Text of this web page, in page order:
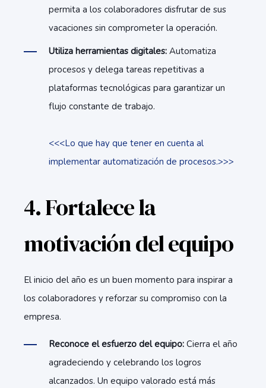
permita a los colaboradores disfrutar de sus
vacaciones sin comprometer la operación.
Utiliza herramientas digitales: Automatiza
procesos y delega tareas repetitivas a
plataformas tecnológicas para garantizar un
flujo constante de trabajo.
<<<Lo que hay que tener en cuenta al
implementar automatización de procesos.>>>
4. Fortalece la
motivación del equipo
El inicio del año es un buen momento para inspirar a
los colaboradores y reforzar su compromiso con la
empresa.
Reconoce el esfuerzo del equipo: Cierra el año
agradeciendo y celebrando los logros
alcanzados. Un equipo valorado está más